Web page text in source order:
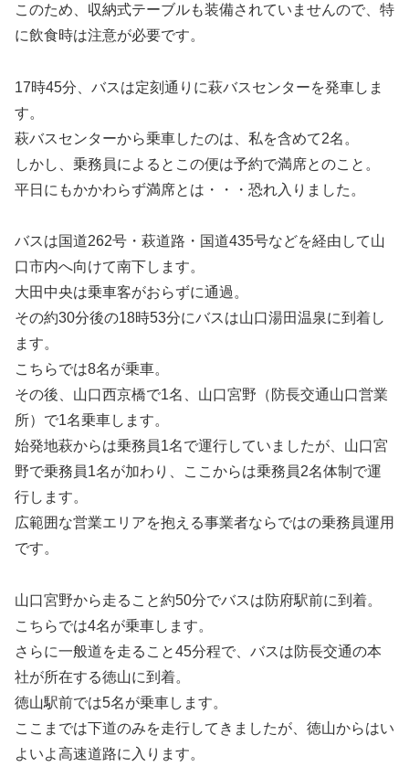
このため、収納式テーブルも装備されていませんので、特
に飲食時は注意が必要です。
17時45分、バスは定刻通りに萩バスセンターを発車しま
す。
萩バスセンターから乗車したのは、私を含めて2名。
しかし、乗務員によるとこの便は予約で満席とのこと。
平日にもかかわらず満席とは・・・恐れ入りました。
バスは国道262号・萩道路・国道435号などを経由して山
口市内へ向けて南下します。
大田中央は乗車客がおらずに通過。
その約30分後の18時53分にバスは山口湯田温泉に到着し
ます。
こちらでは8名が乗車。
その後、山口西京橋で1名、山口宮野（防長交通山口営業
所）で1名乗車します。
始発地萩からは乗務員1名で運行していましたが、山口宮
野で乗務員1名が加わり、ここからは乗務員2名体制で運
行します。
広範囲な営業エリアを抱える事業者ならではの乗務員運用
です。
山口宮野から走ること約50分でバスは防府駅前に到着。
こちらでは4名が乗車します。
さらに一般道を走ること45分程で、バスは防長交通の本
社が所在する徳山に到着。
徳山駅前では5名が乗車します。
ここまでは下道のみを走行してきましたが、徳山からはい
よいよ高速道路に入ります。